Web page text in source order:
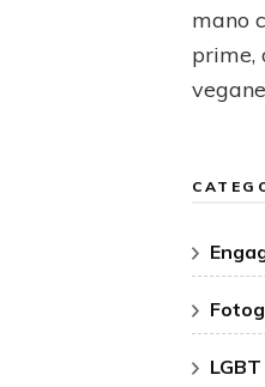
mano
prime,
vegane
LGBT